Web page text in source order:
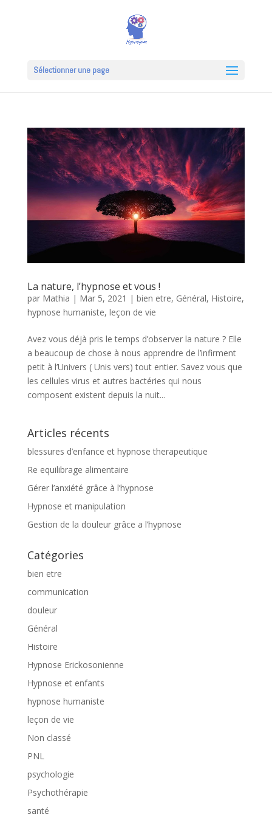
Sélectionner une page
La nature, l’hypnose et vous !
par Mathia | Mar 5, 2021 | bien etre, Général, Histoire,
hypnose humaniste, leçon de vie
Avez vous déjà pris le temps d’observer la nature ? Elle
a beaucoup de chose à nous apprendre de l’infirment
petit à l’Univers ( Unis vers) tout entier. Savez vous que
les cellules virus et autres bactéries qui nous
composent existent depuis la nuit...
Articles récents
blessures d’enfance et hypnose therapeutique
Re equilibrage alimentaire
Gérer l’anxiété grâce à l’hypnose
Hypnose et manipulation
Gestion de la douleur grâce a l’hypnose
Catégories
bien etre
communication
douleur
Général
Histoire
Hypnose Erickosonienne
Hypnose et enfants
hypnose humaniste
leçon de vie
Non classé
PNL
psychologie
Psychothérapie
santé